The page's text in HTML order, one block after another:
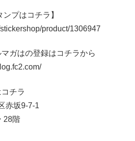
ンプはコチラ】
product/1306947
ガはの登録はコチラから
チラ
赤坂9-7-1
28階